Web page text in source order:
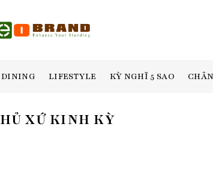
LIFESTYLE KỲ NGHĨ 5 SAO
XỨ KINH KỲ